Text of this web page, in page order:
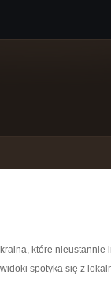
kraina, które
widoki spotyka się z